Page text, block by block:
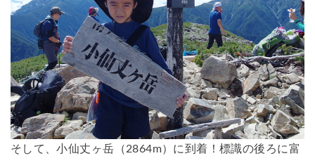
そして、小仙丈ヶ岳（2864m） に到着！標識の後ろに富